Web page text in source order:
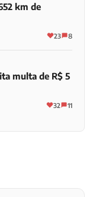
km de
23 8
multa de R$ 5
32 11